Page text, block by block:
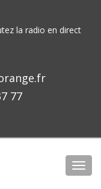
la radio en direct
77